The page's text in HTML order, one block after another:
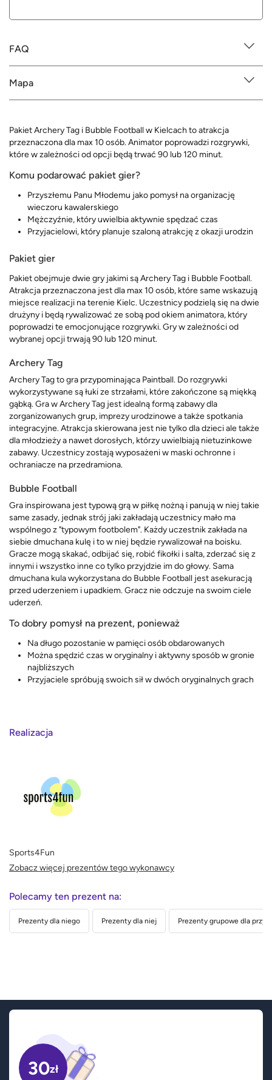
FAQ
Mapa
Pakiet Archery Tag i Bubble Football w Kielcach to atrakcja
przeznaczona dla max 10 osób. Animator poprowadzi rozgrywki,
które w zależności od opcji będą trwać 90 lub 120 minut.
Komu podarować pakiet gier?
Przyszłemu Panu Młodemu jako pomysł na organizację
wieczoru kawalerskiego
Mężczyźnie, który uwielbia aktywnie spędzać czas
Przyjacielowi, który planuje szaloną atrakcję z okazji urodzin
Pakiet gier
Pakiet obejmuje dwie gry jakimi są Archery Tag i Bubble Football.
Atrakcja przeznaczona jest dla max 10 osób, które same wskazują
miejsce realizacji na terenie Kielc. Uczestnicy podzielą się na dwie
drużyny i będą rywalizować ze sobą pod okiem animatora, który
poprowadzi te emocjonujące rozgrywki. Gry w zależności od
wybranej opcji trwają 90 lub 120 minut.
Archery Tag
Archery Tag to gra przypominająca Paintball. Do rozgrywki
wykorzystywane są łuki ze strzałami, które zakończone są miękką
gąbką. Gra w Archery Tag jest idealną formą zabawy dla
zorganizowanych grup, imprezy urodzinowe a także spotkania
integracyjne. Atrakcja skierowana jest nie tylko dla dzieci ale także
dla młodzieży a nawet dorosłych, którzy uwielbiają nietuzinkowe
zabawy. Uczestnicy zostają wyposażeni w maski ochronne i
ochraniacze na przedramiona.
Bubble Football
Gra inspirowana jest typową grą w piłkę nożną i panują w niej takie
same zasady, jednak strój jaki zakładają uczestnicy mało ma
wspólnego z "typowym footbolem". Każdy uczestnik zakłada na
siebie dmuchana kulę i to w niej będzie rywalizował na boisku.
Gracze mogą skakać, odbijać się, robić fikołki i salta, zderzać się z
innymi i wszystko inne co tylko przyjdzie im do głowy. Sama
dmuchana kula wykorzystana do Bubble Football jest asekuracją
przed uderzeniem i upadkiem. Gracz nie odczuje na swoim ciele
uderzeń.
To dobry pomysł na prezent, ponieważ
Na długo pozostanie w pamięci osób obdarowanych
Można spędzić czas w oryginalny i aktywny sposób w gronie
najbliższych
Przyjaciele spróbują swoich sił w dwóch oryginalnych grach
Realizacja
Sports4Fun
Zobacz więcej prezentów tego wykonawcy
Polecamy ten prezent na:
Prezenty dla niego Prezenty dla niej Prezenty grupowe dla
30zł